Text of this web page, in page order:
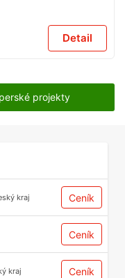
Detail
projekty
kraj Ceník
Ceník
kraj Ceník